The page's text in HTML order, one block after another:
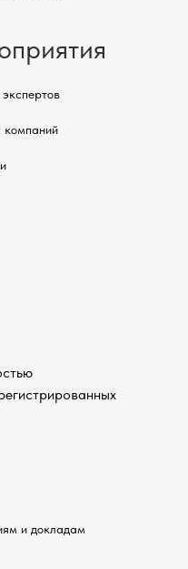
компаний
и докладам